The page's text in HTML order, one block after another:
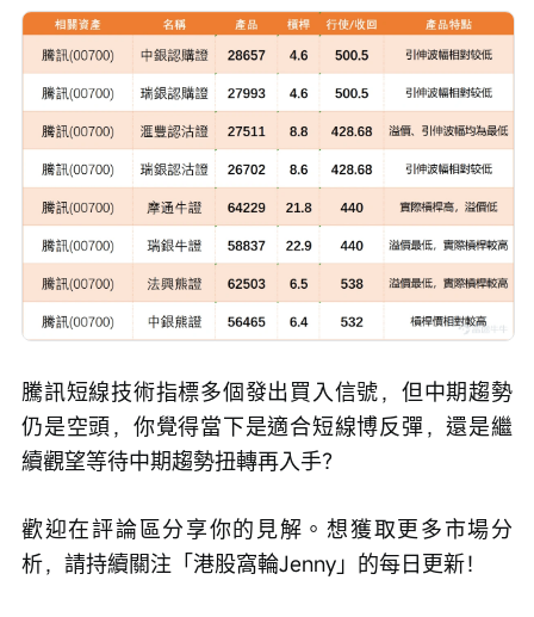
騰訊短線技術指標多個發出買入信號，但中期趨勢
仍是空頭，你覺得當下是適合短線博反彈，還是繼
續觀望等待中期趨勢扭轉再入手？
歡迎在評論區分享你的見解。想獲取更多市場分
析，請持續關注「港股窩輪Jenny」的每日更新！